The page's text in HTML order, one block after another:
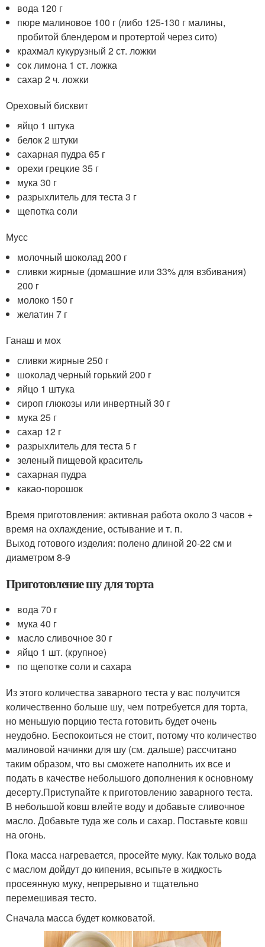
вода 120 г
пюре малиновое 100 г (либо 125-130 г малины,
пробитой блендером и протертой через сито)
крахмал кукурузный 2 ст. ложки
сок лимона 1 ст. ложка
сахар 2 ч. ложки
Ореховый бисквит
яйцо 1 штука
белок 2 штуки
сахарная пудра 65 г
орехи грецкие 35 г
мука 30 г
разрыхлитель для теста 3 г
щепотка соли
Мусс
молочный шоколад 200 г
сливки жирные (домашние или 33% для взбивания)
200 г
молоко 150 г
желатин 7 г
Ганаш и мох
сливки жирные 250 г
шоколад черный горький 200 г
яйцо 1 штука
сироп глюкозы или инвертный 30 г
мука 25 г
сахар 12 г
разрыхлитель для теста 5 г
зеленый пищевой краситель
сахарная пудра
какао-порошок
Время приготовления: активная работа около 3 часов +
время на охлаждение, остывание и т. п.
Выход готового изделия: полено длиной 20-22 см и
диаметром 8-9
Приготовление шу для торта
вода 70 г
мука 40 г
масло сливочное 30 г
яйцо 1 шт. (крупное)
по щепотке соли и сахара
Из этого количества заварного теста у вас получится
количественно больше шу, чем потребуется для торта,
но меньшую порцию теста готовить будет очень
неудобно. Беспокоиться не стоит, потому что количество
малиновой начинки для шу (см. дальше) рассчитано
таким образом, что вы сможете наполнить их все и
подать в качестве небольшого дополнения к основному
десерту.Приступайте к приготовлению заварного теста.
В небольшой ковш влейте воду и добавьте сливочное
масло. Добавьте туда же соль и сахар. Поставьте ковш
на огонь.
Пока масса нагревается, просейте муку. Как только вода
с маслом дойдут до кипения, всыпьте в жидкость
просеянную муку, непрерывно и тщательно
перемешивая тесто.
Сначала масса будет комковатой.